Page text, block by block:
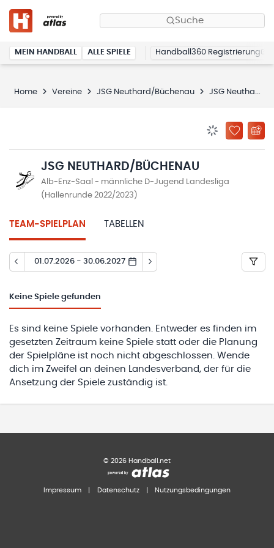
Suche
MEIN HANDBALL ALLE SPIELE Handball360 Registrierung
Home Vereine JSG Neuthard/Büchenau JSG Neuthard/Büchenau
ZU
JSG NEUTHARD/BÜCHENAU
Alb-Enz-Saal - männliche D-Jugend Landesliga
(Hallenrunde 2022/2023)
TEAM-SPIELPLAN TABELLEN
01.07.2026 - 30.06.2027
Keine Spiele gefunden
Es sind keine Spiele vorhanden. Entweder es finden im
gesetzten Zeitraum keine Spiele statt oder die Planung
der Spielpläne ist noch nicht abgeschlossen. Wende
dich im Zweifel an deinen Landesverband, der für die
Ansetzung der Spiele zuständig ist.
© 2026 Handball.net
Impressum Datenschutz Nutzungsbedingungen